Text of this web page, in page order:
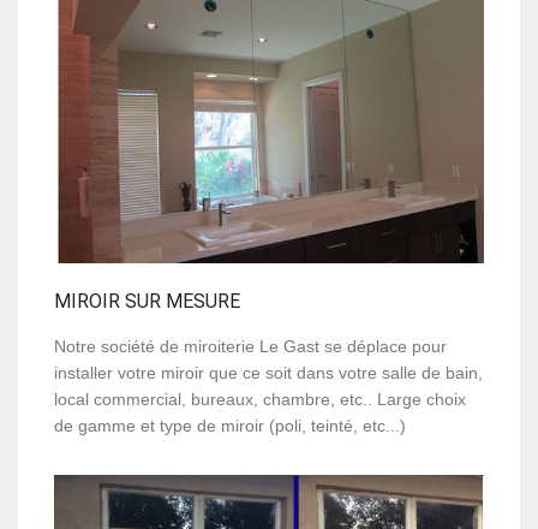
MIROIR SUR MESURE
Notre société de miroiterie Le Gast se déplace pour
installer votre miroir que ce soit dans votre salle de bain,
local commercial, bureaux, chambre, etc.. Large choix
de gamme et type de miroir (poli, teinté, etc...)